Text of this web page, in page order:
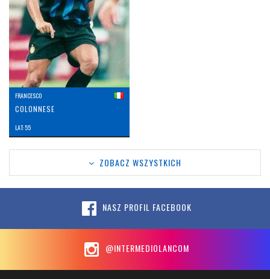
FRANCESCO
COLONNESE
LAT: 55
ZOBACZ WSZYSTKICH
NASZ PROFIL FACEBOOK
@INTERMEDIOLANCOM